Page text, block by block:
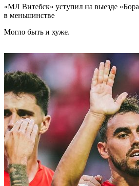
«МЛ Витебск» уступил на выезде
в меньшинстве
Могло быть и хуже.